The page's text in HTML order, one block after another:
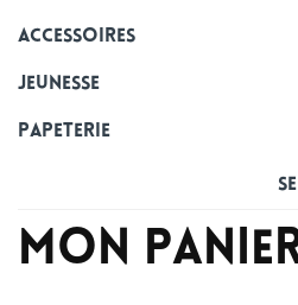
Accessoires
Jeunesse
Papeterie
Mon